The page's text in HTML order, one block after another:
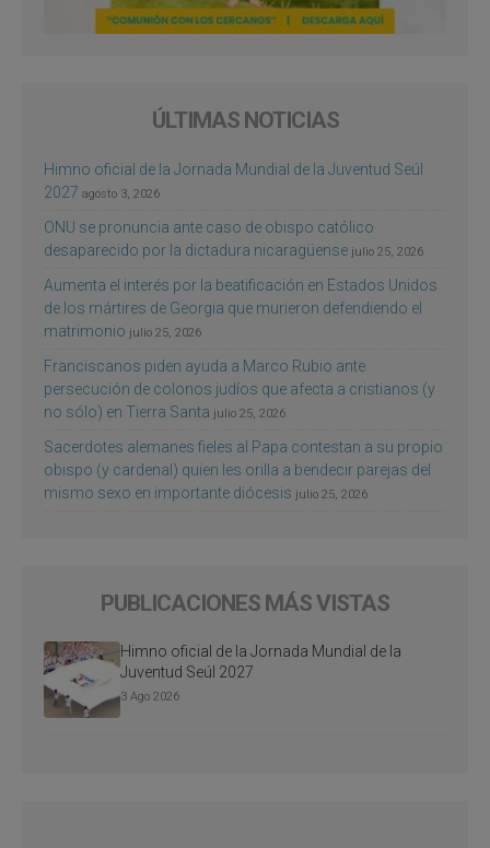
ÚLTIMAS NOTICIAS
Himno oficial de la Jornada Mundial de la Juventud Seúl
2027 agosto 3, 2026
ONU se pronuncia ante caso de obispo católico
desaparecido por la dictadura nicaragüense julio 25, 2026
Aumenta el interés por la beatificación en Estados Unidos
de los mártires de Georgia que murieron defendiendo el
matrimonio julio 25, 2026
Franciscanos piden ayuda a Marco Rubio ante
persecución de colonos judíos que afecta a cristianos (y
no sólo) en Tierra Santa julio 25, 2026
Sacerdotes alemanes fieles al Papa contestan a su propio
obispo (y cardenal) quien les orilla a bendecir parejas del
mismo sexo en importante diócesis julio 25, 2026
PUBLICACIONES MÁS VISTAS
Himno oficial de la Jornada Mundial de la
Juventud Seúl 2027
3 Ago 2026